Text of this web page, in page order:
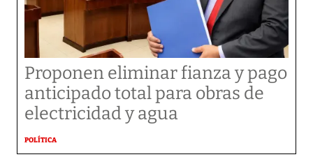
Proponen eliminar fianza y pago
anticipado total para obras de
electricidad y agua
POLÍTICA